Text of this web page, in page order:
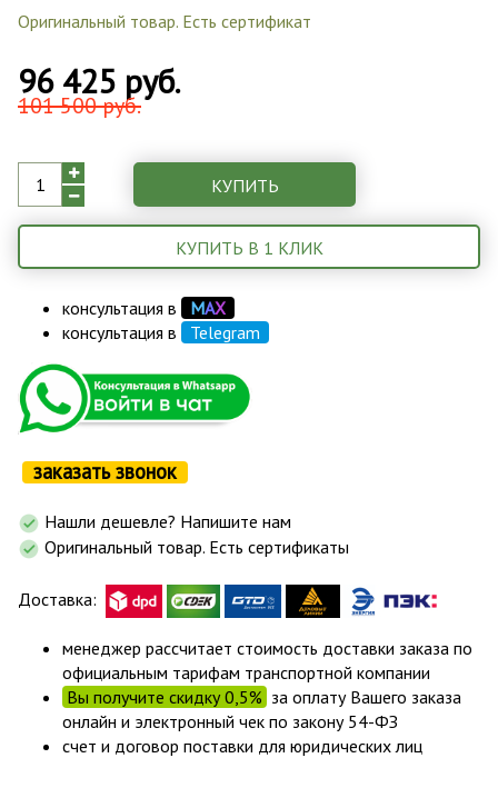
Оригинальный товар. Есть сертификат
96 425 руб.
101 500 руб.
КУПИТЬ
КУПИТЬ В 1 КЛИК
консультация в МАХ
консультация в Telegram
заказать звонок
Нашли дешевле? Напишите нам
Оригинальный товар. Есть сертификаты
Доставка:
менеджер рассчитает стоимость доставки заказа по
официальным тарифам транспортной компании
Вы получите скидку 0,5% за оплату Вашего заказа
онлайн и электронный чек по закону 54-ФЗ
счет и договор поставки для юридических лиц